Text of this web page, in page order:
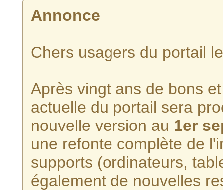
Annonce
Chers usagers du portail
Après vingt ans de bons
actuelle du portail sera
nouvelle version au 1er
une refonte complète de
supports (ordinateurs,
également de nouvelles